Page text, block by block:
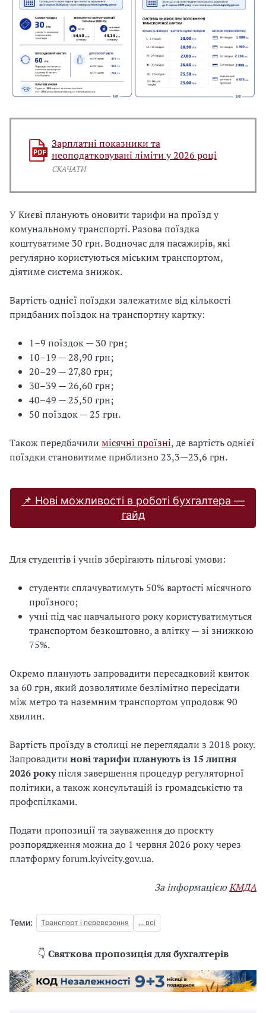
Зарплатні показники та
неоподатковувані ліміти у 2026 році
СКАЧАТИ
У Києві планують оновити тарифи на проїзд у
комунальному транспорті. Разова поїздка
коштуватиме 30 грн. Водночас для пасажирів, які
регулярно користуються міським транспортом,
діятиме система знижок.
Вартість однієї поїздки залежатиме від кількості
придбаних поїздок на транспортну картку:
1–9 поїздок — 30 грн;
10–19 — 28,90 грн;
20–29 — 27,80 грн;
30–39 — 26,60 грн;
40–49 — 25,50 грн;
50 поїздок — 25 грн.
Також передбачили місячні проїзні, де вартість однієї
поїздки становитиме приблизно 23,3—23,6 грн.
📌 Нові можливості в роботі бухгалтера —
гайд
Для студентів і учнів зберігають пільгові умови:
студенти сплачуватимуть 50% вартості місячного
проїзного;
учні під час навчального року користуватимуться
транспортом безкоштовно, а влітку — зі знижкою
75%.
Окремо планують запровадити пересадковий квиток
за 60 грн, який дозволятиме безлімітно пересідати
між метро та наземним транспортом упродовж 90
хвилин.
Вартість проїзду в столиці не переглядали з 2018 року.
Запровадити нові тарифи планують із 15 липня
2026 рокупісля завершення процедур регуляторної
політики, а також консультацій із громадськістю та
профспілками.
Подати пропозиції та зауваження до проєкту
розпорядження можна до 1 червня 2026 року через
платформу forum.kyivcity.gov.ua.
За інформацієюКМДА
Теми: Транспорт і перевезення ... всі
👇 Святкова пропозиція для бухгалтерів